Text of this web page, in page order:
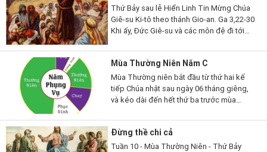
Thứ Bảy sau lễ Hiển Linh Tin Mừng Chúa
Giê-su Ki-tô theo thánh Gio-an. Ga 3,22-30
Khi ấy, Đức Giê-su và các môn đệ đi tới
ông và làm phép rửa. Còn...
Mùa Thường Niên Năm C
Mùa Thường niên bắt đầu từ thứ hai kế
tiếp Chúa nhật sau ngày 06 tháng giêng,
và kéo dài đến hết thứ ba trước mùa
nhật lễ Hiện xuống và...
Đừng thề chi cả
Tuần 10 - Mùa Thường Niên - Thứ Bảy